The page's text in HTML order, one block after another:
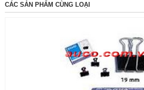
CÁC SẢN PHẨM CÙNG LOẠI